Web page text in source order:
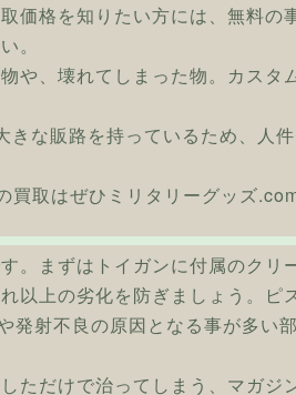
価格を知りたい方には、無料の
。
や、壊れてしまった物。カスタ
な販路を持っているため、人
取はぜひミリタリーグッズ
。まずはトイガンに付属のクリ
以上の劣化を防ぎましょう。ピ
射不良の原因となる事が多い部
ただけで治ってしまう、マガジ